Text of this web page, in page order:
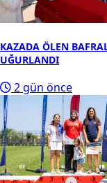
KAZADA ÖLEN
UĞURLANDI
2 gün önce